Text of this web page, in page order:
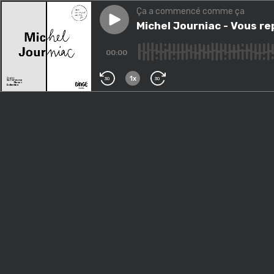
Play episodeMichel Journiac - Vous
Ça a commencé comme ça
Michel Journiac - Vous
00:00
30 1x 30